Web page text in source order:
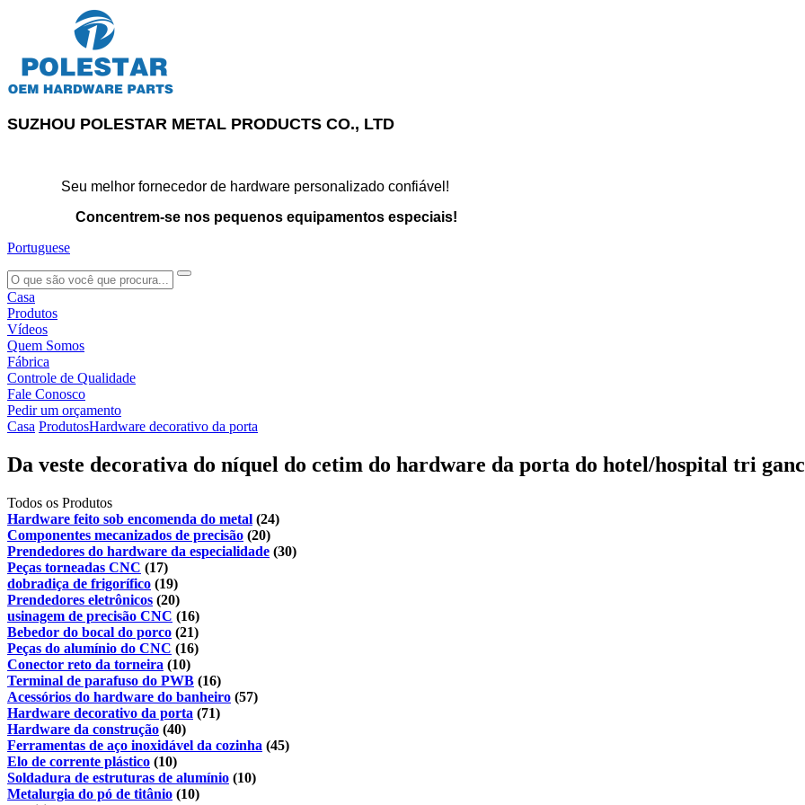
SUZHOU POLESTAR METAL PRODUCTS CO., LTD
Seu melhor fornecedor de hardware personalizado confiável!
Concentrem-se nos pequenos equipamentos especiais!
Portuguese
search
Casa
Produtos
Vídeos
Quem Somos
Fábrica
Controle de Qualidade
Fale Conosco
Pedir um orçamento
Casa ProdutosHardware decorativo da porta
Da veste decorativa do níquel do cetim do hardware da porta do hotel/hospital tri
Todos os Produtos
Hardware feito sob encomenda do metal (24)
Componentes mecanizados de precisão (20)
Prendedores do hardware da especialidade (30)
Peças torneadas CNC (17)
dobradiça de frigorífico (19)
Prendedores eletrônicos (20)
usinagem de precisão CNC (16)
Bebedor do bocal do porco (21)
Peças do alumínio do CNC (16)
Conector reto da torneira (10)
Terminal de parafuso do PWB (16)
Acessórios do hardware do banheiro (57)
Hardware decorativo da porta (71)
Hardware da construção (40)
Ferramentas de aço inoxidável da cozinha (45)
Elo de corrente plástico (10)
Soldadura de estruturas de alumínio (10)
Metalurgia do pó de titânio (10)